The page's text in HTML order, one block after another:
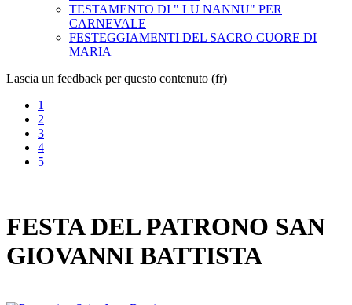
TESTAMENTO DI " LU NANNU" PER
CARNEVALE
FESTEGGIAMENTI DEL SACRO CUORE DI
MARIA
Lascia un feedback per questo contenuto (fr)
1
2
3
4
5
FESTA DEL PATRONO SAN
GIOVANNI BATTISTA